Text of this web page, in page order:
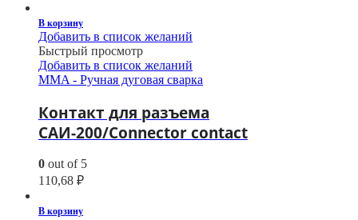
В корзину
Добавить в список желаний
Быстрый просмотр
Добавить в список желаний
MMA - Ручная дуговая сварка
Контакт для разъема
САИ-200/Connector contact
0 out of 5
110,68 ₽
В корзину